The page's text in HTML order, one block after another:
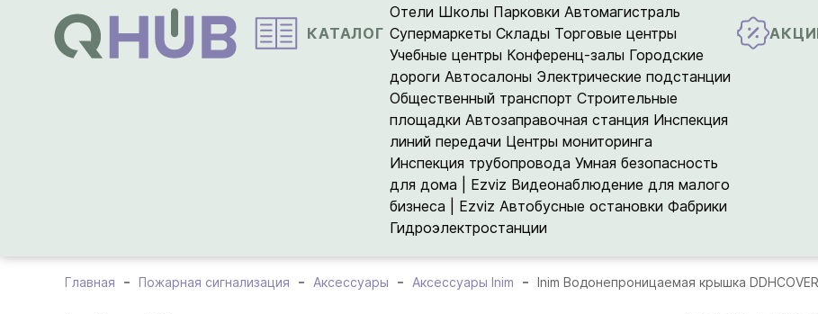
КАТАЛОГ
Отели Школы Парковки Автомагистраль
Супермаркеты Склады Торговые центры
Учебные центры Конференц-залы Городские
дороги Автосалоны Электрические подстанции
Общественный транспорт Строительные
площадки Автозаправочная станция Инспекция
линий передачи Центры мониторинга
Инспекция трубопровода Умная безопасность
для дома | Ezviz Видеонаблюдение для малого
бизнеса | Ezviz Автобусные остановки Фабрики
Гидроэлектростанции
Главная Пожарная сигнализация Аксессуары Аксессуары Inim Inim Водонепроницаемая крышка